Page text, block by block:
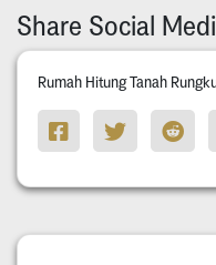
Share Social
Rumah Hitung Tanah